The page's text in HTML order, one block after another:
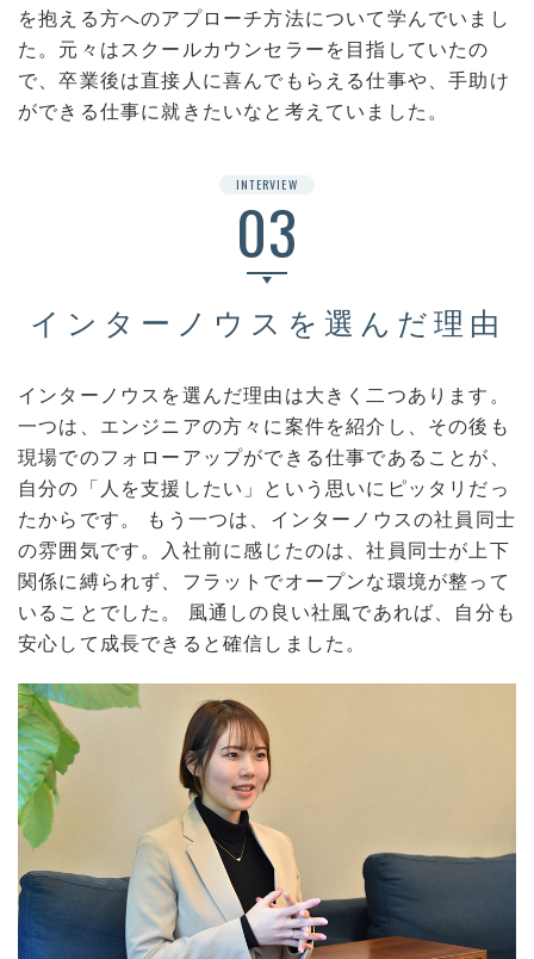
を抱える方へのアプローチ方法について学んでいまし
た。元々はスクールカウンセラーを目指していたの
で、卒業後は直接人に喜んでもらえる仕事や、手助け
ができる仕事に就きたいなと考えていました。
INTERVIEW
03
インターノウスを選んだ理由
インターノウスを選んだ理由は大きく二つあります。
一つは、エンジニアの方々に案件を紹介し、その後も
現場でのフォローアップができる仕事であることが、
自分の「人を支援したい」という思いにピッタリだっ
たからです。 もう一つは、インターノウスの社員同士
の雰囲気です。入社前に感じたのは、社員同士が上下
関係に縛られず、フラットでオープンな環境が整って
いることでした。 風通しの良い社風であれば、自分も
安心して成長できると確信しました。